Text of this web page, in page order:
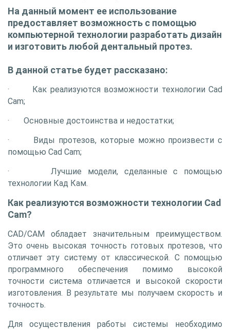
На данный момент ее использование
предоставляет возможность с помощью
компьютерной технологии разработать дизайн
и изготовить любой дентальный протез.
В данной статье будет рассказано:
· Как реализуются возможности технологии Cad
Cam;
· Основные достоинства и недостатки;
· Виды протезов, которые можно произвести с
помощью Cad Cam;
· Лучшие модели, сделанные с помощью
технологии Кад Кам.
Как реализуются возможности технологии Cad
Cam?
CAD/CAM обладает значительным преимуществом.
Это очень высокая точность готовых протезов, что
отличает эту систему от классической. С помощью
программного обеспечения помимо высокой
точности система отличается и высокой скорости
изготовления. В результате мы получаем скорость и
точность.
Для осуществления работы системы необходимо